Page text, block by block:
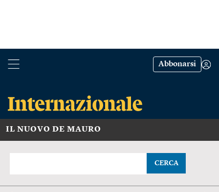
Abbonarsi
IL NUOVO DE MAURO
CERCA